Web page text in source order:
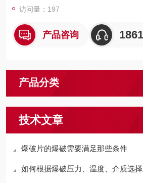
访问量：197
产品咨询
产品分类
技术文章
爆破片的爆破需要满足那些条件
如何根据爆破压力、温度、介质选